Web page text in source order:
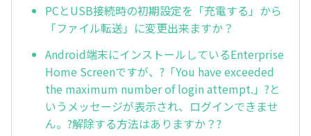
PCとUSB接続時の初期設定を「充電する」から
「ファイル転送」に変更出来ますか？
Android端末にインストールしているEnterprise
Home Screenですが、?「You have exceeded
the maximum number of login attempt.」?と
いうメッセージが表示され、ログインできませ
ん。?解除する方法はありますか？?